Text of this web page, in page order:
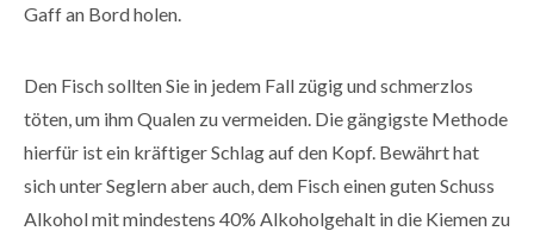
Gaff an Bord holen.
Den Fisch sollten Sie in jedem Fall zügig und schmerzlos
töten, um ihm Qualen zu vermeiden. Die gängigste Methode
hierfür ist ein kräftiger Schlag auf den Kopf. Bewährt hat
sich unter Seglern aber auch, dem Fisch einen guten Schuss
Alkohol mit mindestens 40% Alkoholgehalt in die Kiemen zu